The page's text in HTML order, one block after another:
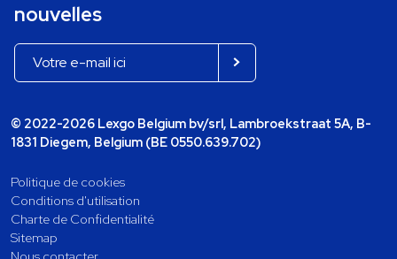
nouvelles
© 2022-2026 Lexgo Belgium bv/srl, Lambroekstraat 5A, B-
1831 Diegem, Belgium (BE 0550.639.702)
Politique de cookies
Conditions d'utilisation
Charte de Confidentialité
Sitemap